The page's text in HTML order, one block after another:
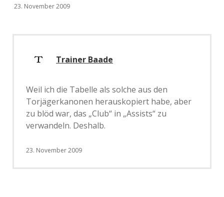
23. November 2009
Trainer Baade
Weil ich die Tabelle als solche aus den
Torjägerkanonen herauskopiert habe, aber
zu blöd war, das „Club“ in „Assists“ zu
verwandeln. Deshalb.
23. November 2009